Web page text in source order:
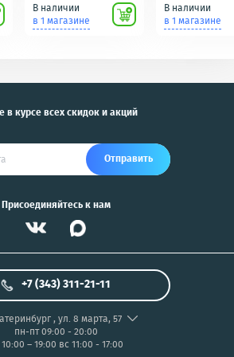
для фотоаппаратов
NIKON/SONY COOL
В наличии
в 1 магазине
В наличии
в 1 магазине
в курсе всех скидок и акций
Отправить
Присоединяйтесь к нам
+7 (343) 311-21-11
, ул. 8 марта, 57
пн-пт 09:00 - 20:00
– 19:00 вс 11:00 - 17:00